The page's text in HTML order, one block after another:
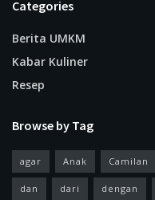
Categories
Berita UMKM
Kabar Kuliner
Resep
Browse by Tag
agar Anak Camilan
dan dari dengan